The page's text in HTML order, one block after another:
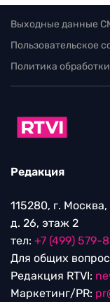
Выходные данные
Пользовательское
Политика
Редакция
115280, г.
д. 26, этаж 2
тел: +7 (499) 579-
Для общих
Редакция RTVI:
Маркетинг/PR: